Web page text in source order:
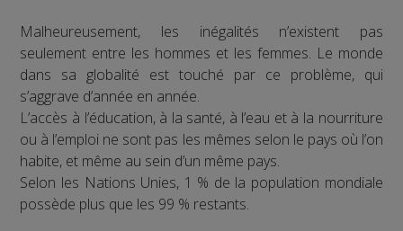
Malheureusement, les inégalités n’existent pas
seulement entre les hommes et les femmes. Le monde
dans sa globalité est touché par ce problème, qui
s’aggrave d’année en année.
L’accès à l’éducation, à la santé, à l’eau et à la nourriture
ou à l’emploi ne sont pas les mêmes selon le pays où l’on
habite, et même au sein d’un même pays.
Selon les Nations Unies, 1 % de la population mondiale
possède plus que les 99 % restants.